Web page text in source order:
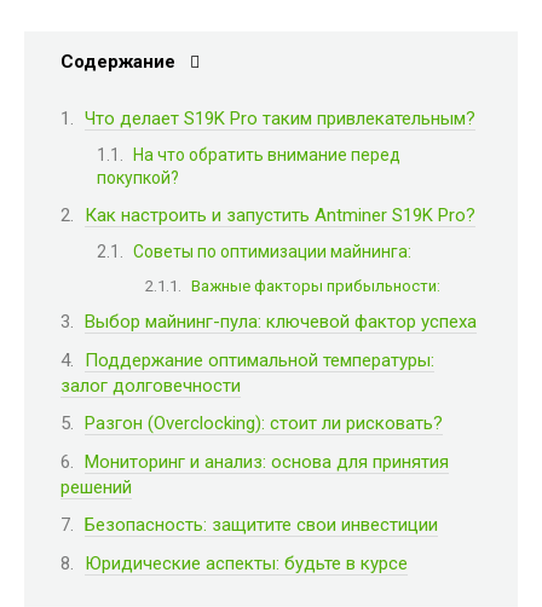
Содержание
Что делает S19K Pro таким привлекательным?
На что обратить внимание перед
покупкой?
Как настроить и запустить Antminer S19K Pro?
Советы по оптимизации майнинга:
Важные факторы прибыльности:
Выбор майнинг-пула: ключевой фактор успеха
Поддержание оптимальной температуры:
залог долговечности
Разгон (Overclocking): стоит ли рисковать?
Мониторинг и анализ: основа для принятия
решений
Безопасность: защитите свои инвестиции
Юридические аспекты: будьте в курсе